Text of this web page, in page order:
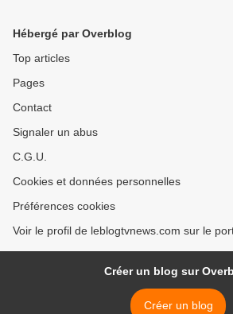
Hébergé par Overblog
Top articles
Pages
Contact
Signaler un abus
C.G.U.
Cookies et données personnelles
Préférences cookies
Voir le profil de leblogtvnews.com sur le
Créer un blog sur
Créer un blog